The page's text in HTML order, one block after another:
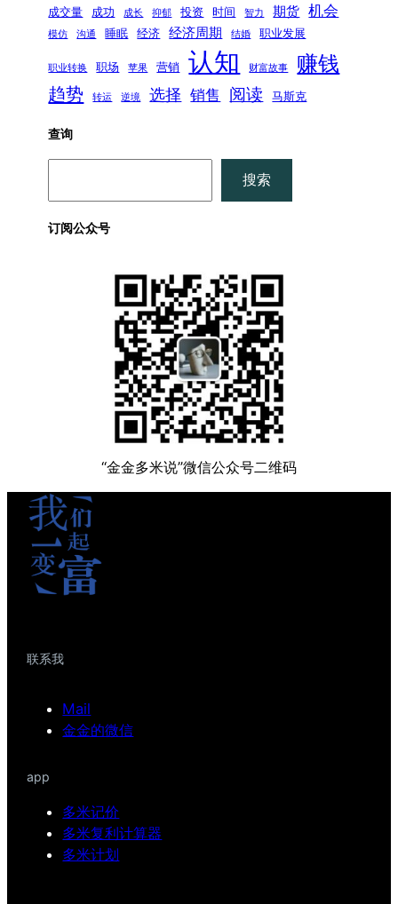
成交量 成功 成长 抑郁 投资 时间 智力 期货 机会
模仿 沟通 睡眠 经济 经济周期 结婚 职业发展
职业转换 职场 苹果 营销 认知 财富故事 赚钱
趋势 转运 逆境 选择 销售 阅读 马斯克
查询
搜索
订阅公众号
“金金多米说”微信公众号二维码
联系我
Mail
金金的微信
app
多米记价
多米复利计算器
多米计划